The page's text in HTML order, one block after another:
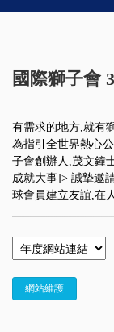
國際獅子會
有需求的地方,就有
為指引全世界熱心
子會創辦人,茂文鐘
成就大事]> 誠摯邀
球會員建立友誼,在
網站維護